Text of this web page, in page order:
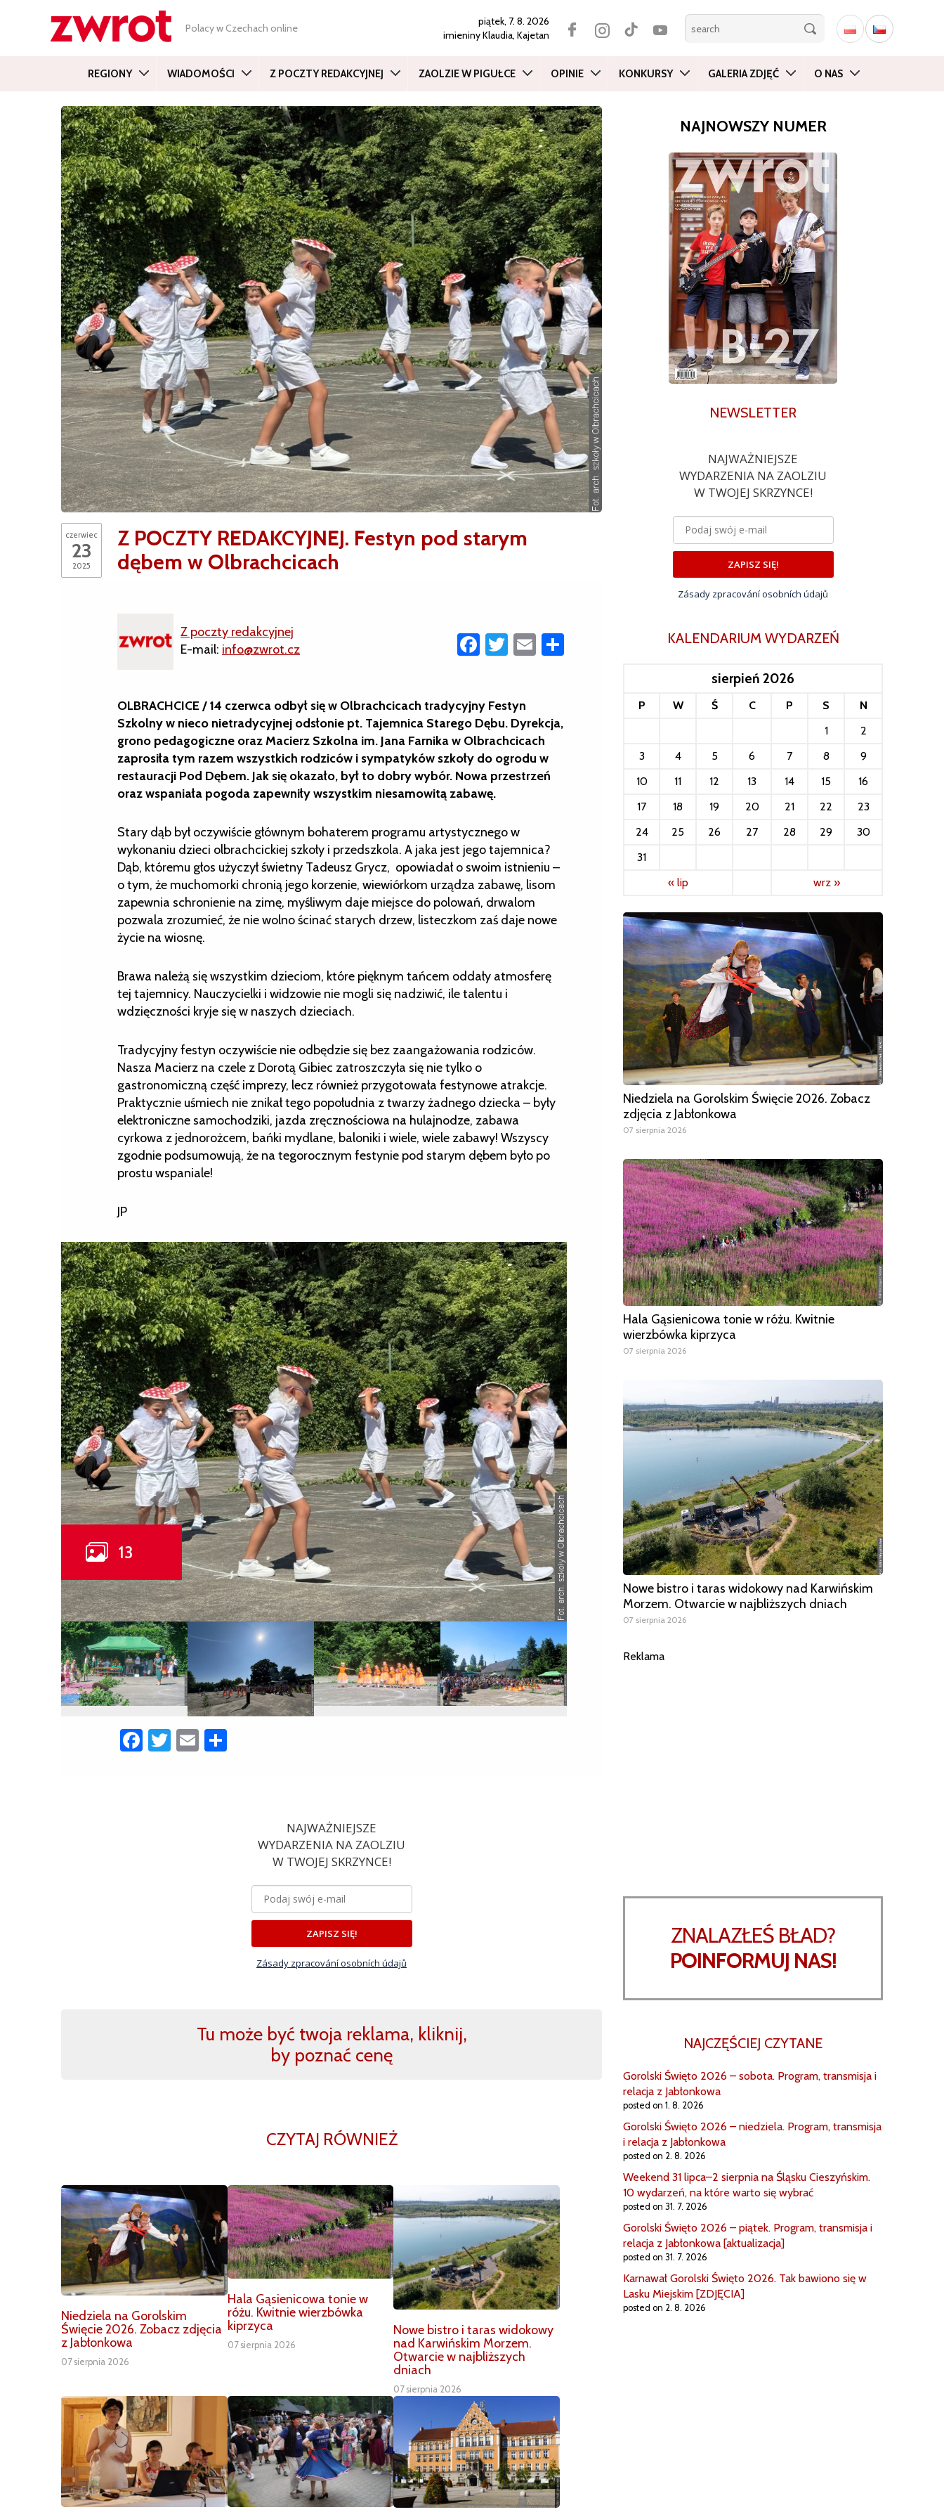
Polacy w Czechach online
piątek, 7. 8. 2026
imieninyKlaudia, Kajetan
REGIONY WIADOMOŚCI Z POCZTY REDAKCYJNEJ ZAOLZIE W PIGUŁCE OPINIE KONKURSY GALERIA ZDJĘĆ O NAS
czerwiec
23
2025
Z POCZTY REDAKCYJNEJ. Festyn pod starym
dębem w Olbrachcicach
Z poczty redakcyjnej
E-mail: info@zwrot.cz Facebook
Twitter
Email
OLBRACHCICE / 14 czerwca odbył się w Olbrachcicach tradycyjny Festyn
Szkolny w nieco nietradycyjnej odsłonie pt. Tajemnica Starego Dębu. Dyrekcja,
grono pedagogiczne oraz Macierz Szkolna im. Jana Farnika w Olbrachcicach
zaprosiła tym razem wszystkich rodziców i sympatyków szkoły do ogrodu w
restauracji Pod Dębem. Jak się okazało, był to dobry wybór. Nowa przestrzeń
oraz wspaniała pogoda zapewniły wszystkim niesamowitą zabawę.
Stary dąb był oczywiście głównym bohaterem programu artystycznego w
wykonaniu dzieci olbrachcickiej szkoły i przedszkola. A jaka jest jego tajemnica?
Dąb, któremu głos użyczył świetny Tadeusz Grycz, opowiadał o swoim istnieniu –
o tym, że muchomorki chronią jego korzenie, wiewiórkom urządza zabawę, lisom
zapewnia schronienie na zimę, myśliwym daje miejsce do polowań, drwalom
pozwala zrozumieć, że nie wolno ścinać starych drzew, listeczkom zaś daje nowe
życie na wiosnę.
Brawa należą się wszystkim dzieciom, które pięknym tańcem oddały atmosferę
tej tajemnicy. Nauczycielki i widzowie nie mogli się nadziwić, ile talentu i
wdzięczności kryje się w naszych dzieciach.
Tradycyjny festyn oczywiście nie odbędzie się bez zaangażowania rodziców.
Nasza Macierz na czele z Dorotą Gibiec zatroszczyła się nie tylko o
gastronomiczną część imprezy, lecz również przygotowała festynowe atrakcje.
Praktycznie uśmiech nie znikał tego popołudnia z twarzy żadnego dziecka – były
elektroniczne samochodziki, jazda zręcznościowa na hulajnodze, zabawa
cyrkowa z jednorożcem, bańki mydlane, baloniki i wiele, wiele zabawy! Wszyscy
zgodnie podsumowują, że na tegorocznym festynie pod starym dębem było po
prostu wspaniale!
JP
Facebook
Twitter
Email
NAJWAŻNIEJSZE
WYDARZENIA NA ZAOLZIU
W TWOJEJ SKRZYNCE!
ZAPISZ SIĘ!
Zásady zpracování osobních údajů
Tu może być twoja reklama, kliknij,
by poznać cenę
CZYTAJ RÓWNIEŻ
Niedziela na Gorolskim
Święcie 2026. Zobacz zdjęcia
z Jabłonkowa
07 sierpnia 2026
Hala Gąsienicowa tonie w
różu. Kwitnie wierzbówka
kiprzyca
07 sierpnia 2026
Nowe bistro i taras widokowy
nad Karwińskim Morzem.
Otwarcie w najbliższych
dniach
07 sierpnia 2026
NAJNOWSZY NUMER
NEWSLETTER
NAJWAŻNIEJSZE
WYDARZENIA NA ZAOLZIU
W TWOJEJ SKRZYNCE!
ZAPISZ SIĘ!
Zásady zpracování osobních údajů
KALENDARIUM WYDARZEŃ
sierpień 2026
P W Ś C P S
N
1
2
3
4 5 6 7 8
9
10
11 12 13 14 15
16
17
18 19 20 21 22
23
24
25 26 27 28 29
30
31
« lip
wrz »
Niedziela na Gorolskim Święcie 2026. Zobacz
zdjęcia z Jabłonkowa
07 sierpnia 2026
Hala Gąsienicowa tonie w różu. Kwitnie
wierzbówka kiprzyca
07 sierpnia 2026
Nowe bistro i taras widokowy nad Karwińskim
Morzem. Otwarcie w najbliższych dniach
07 sierpnia 2026
Reklama
ZNALAZŁEŚ BŁAD?
POINFORMUJ NAS!
NAJCZĘŚCIEJ CZYTANE
Gorolski Święto 2026 – sobota. Program, transmisja i
relacja z Jabłonkowa
posted on 1. 8. 2026
Gorolski Święto 2026 – niedziela. Program, transmisja
i relacja z Jabłonkowa
posted on 2. 8. 2026
Weekend 31 lipca–2 sierpnia na Śląsku Cieszyńskim.
10 wydarzeń, na które warto się wybrać
posted on 31. 7. 2026
Gorolski Święto 2026 – piątek. Program, transmisja i
relacja z Jabłonkowa [aktualizacja]
posted on 31. 7. 2026
Karnawał Gorolski Święto 2026. Tak bawiono się w
Lasku Miejskim [ZDJĘCIA]
posted on 2. 8. 2026